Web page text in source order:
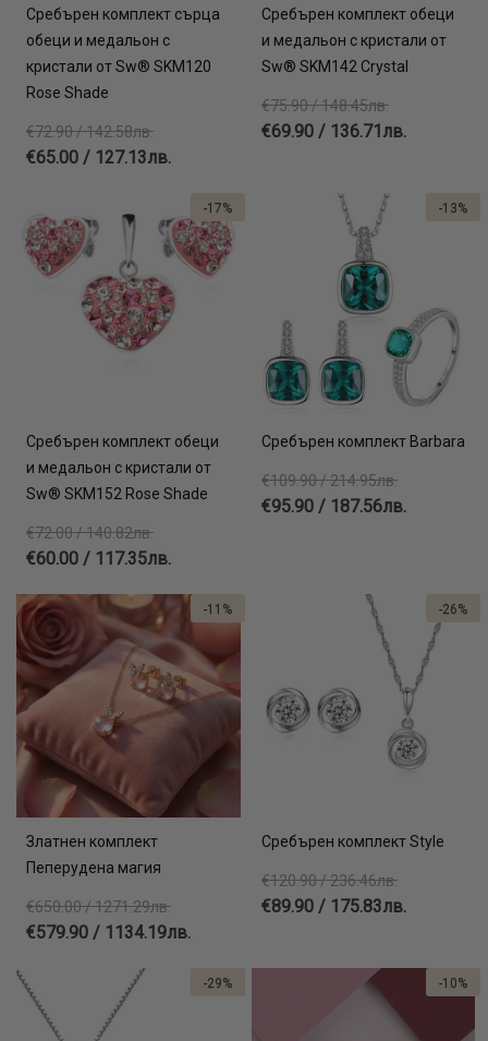
Сребърен комплект сърца
обеци и медальон с
кристали от Sw® SKM120
Rose Shade
€72.90 / 142.58лв.
€65.00 / 127.13лв.
Сребърен комплект обеци
и медальон с кристали от
Sw® SKM142 Crystal
€75.90 / 148.45лв.
€69.90 / 136.71лв.
Сребърен комплект обеци
и медальон с кристали от
Sw® SKM152 Rose Shade
€72.00 / 140.82лв.
€60.00 / 117.35лв.
-17%
Сребърен комплект Barbara
€109.90 / 214.95лв.
€95.90 / 187.56лв.
-13%
Златнен комплект
Пеперудена магия
€650.00 / 1271.29лв.
€579.90 / 1134.19лв.
-11%
Сребърен комплект Style
€120.90 / 236.46лв.
€89.90 / 175.83лв.
-26%
-29% -10%